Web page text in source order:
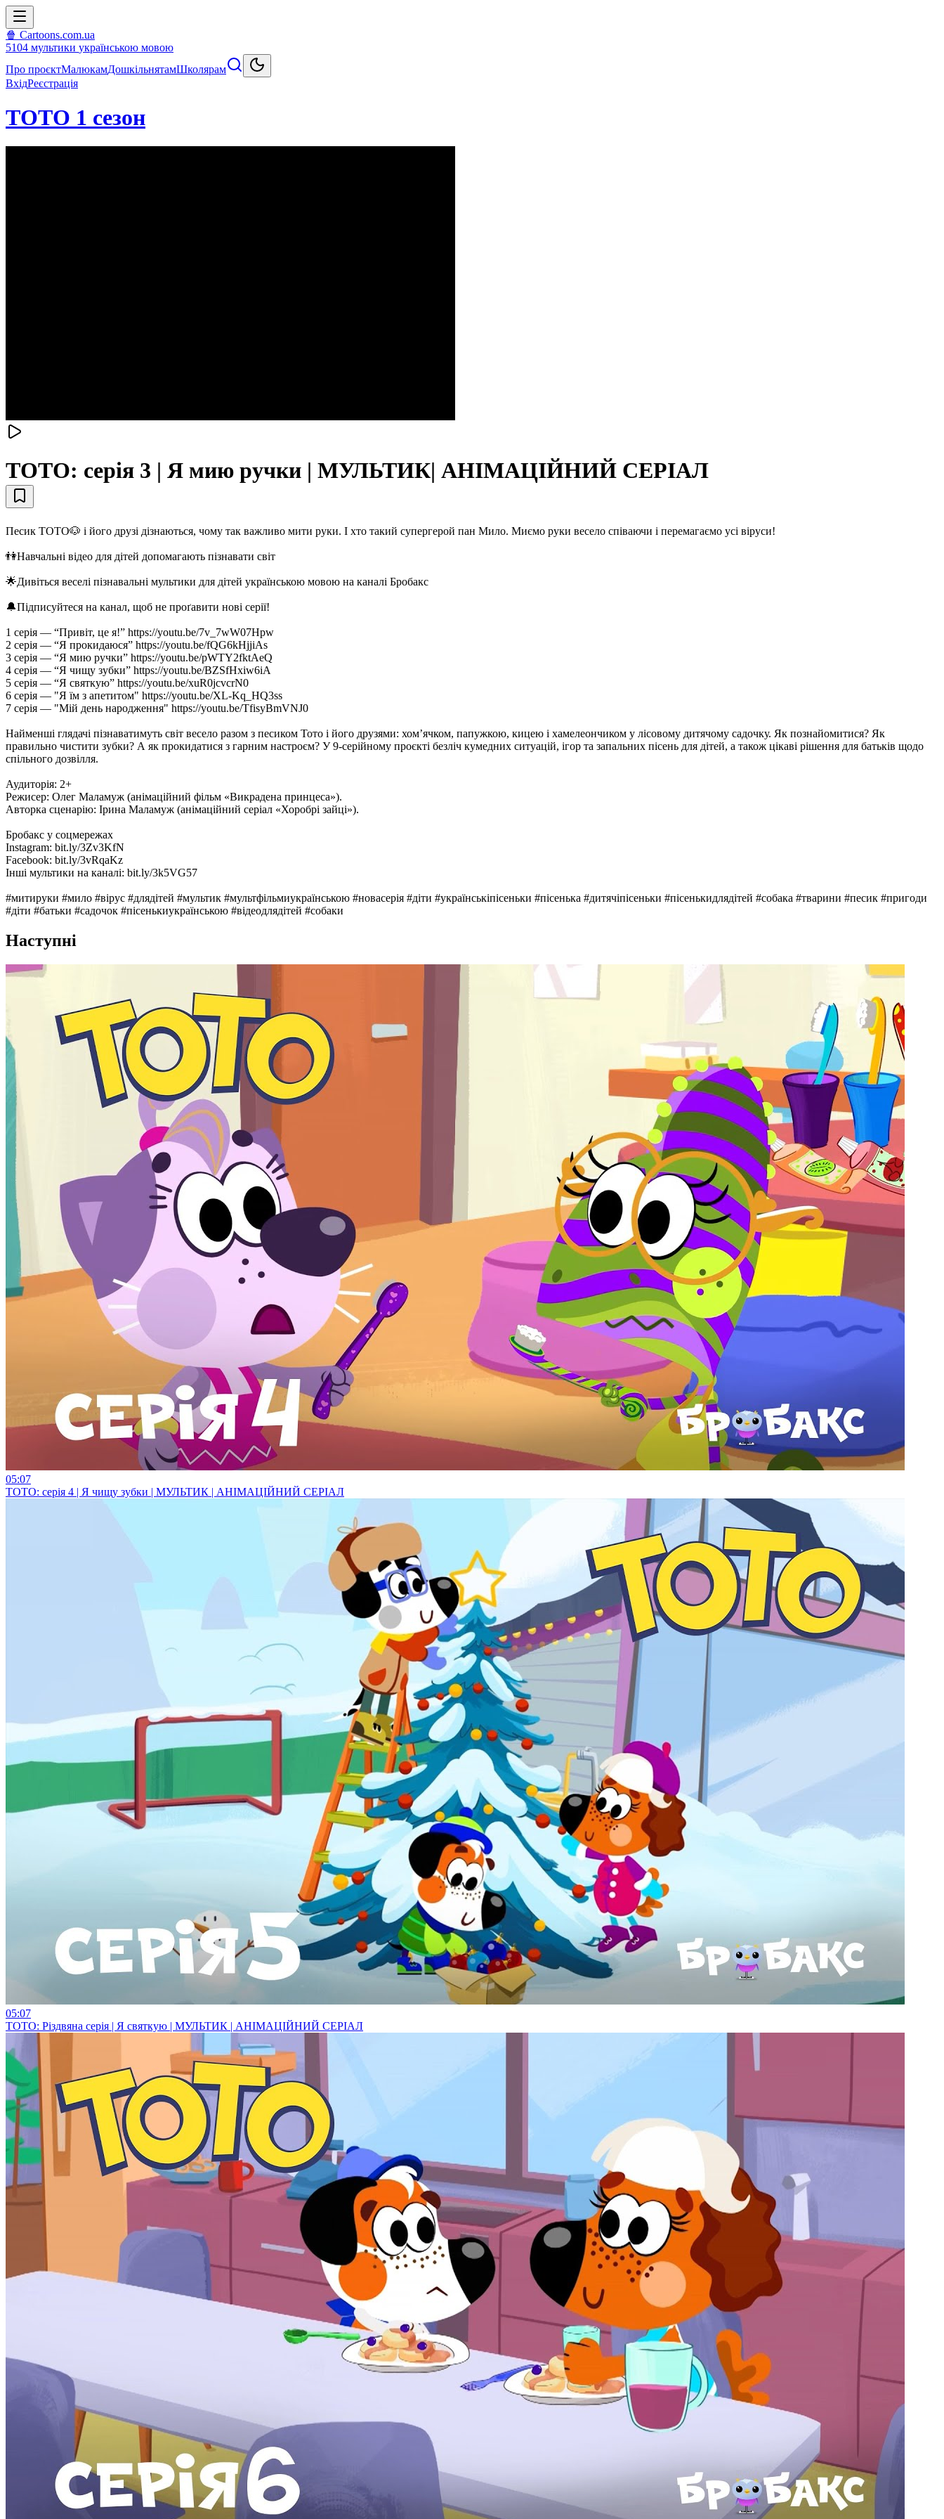
🍿 Cartoons.com.ua
5104 мультики українською мовою
Про проєктМалюкамДошкільнятамШколярам
ВхідРеєстрація
ТОТО 1 сезон
ТОТО: серія 3 | Я мию ручки | МУЛЬТИК| АНІМАЦІЙНИЙ СЕРІАЛ
Песик ТОТО🐶 і його друзі дізнаються, чому так важливо мити руки. І хто такий супергерой пан Мило. Миємо руки весело співаючи і перемагаємо усі віруси!
👫Навчальні відео для дітей допомагають пізнавати світ
🌟Дивіться веселі пізнавальні мультики для дітей українською мовою на каналі Бробакс
🔔Підписуйтеся на канал, щоб не проґавити нові серії!
1 серія — “Привіт, це я!” https://youtu.be/7v_7wW07Hpw
2 серія — “Я прокидаюся” https://youtu.be/fQG6kHjjiAs
3 серія — “Я мию ручки” https://youtu.be/pWTY2fktAeQ
4 серія — “Я чищу зубки” https://youtu.be/BZSfHxiw6iA
5 серія — “Я святкую” https://youtu.be/xuR0jcvcrN0
6 серія — "Я їм з апетитом" https://youtu.be/XL-Kq_HQ3ss
7 серія — "Мій день народження" https://youtu.be/TfisyBmVNJ0
Найменші глядачі пізнаватимуть світ весело разом з песиком Тото і його друзями: хом’ячком, папужкою, кицею і хамелеончиком у лісовому дитячому садочку. Як познайомитися? Як
правильно чистити зубки? А як прокидатися з гарним настроєм? У 9-серійному проєкті безліч кумедних ситуацій, ігор та запальних пісень для дітей, а також цікаві рішення для батьків щодо
спільного дозвілля.
Аудиторія: 2+
Режисер: Олег Маламуж (анімаційний фільм «Викрадена принцеса»).
Авторка сценарію: Ірина Маламуж (анімаційний серіал «Хоробрі зайці»).
Бробакс у соцмережах
Instagram: bit.ly/3Zv3KfN
Facebook: bit.ly/3vRqaKz
Інші мультики на каналі: bit.ly/3k5VG57
#митируки #мило #вірус #длядітей #мультик #мультфільмиукраїнською #новасерія #діти #українськіпісеньки #пісенька #дитячіпісеньки #пісенькидлядітей #собака #тварини #песик #пригоди
#діти #батьки #садочок #пісенькиукраїнською #відеодлядітей #собаки
Наступні
05:07
ТОТО: серія 4 | Я чищу зубки | МУЛЬТИК | АНІМАЦІЙНИЙ СЕРІАЛ
05:07
ТОТО: Різдвяна серія | Я святкую | МУЛЬТИК | АНІМАЦІЙНИЙ СЕРІАЛ